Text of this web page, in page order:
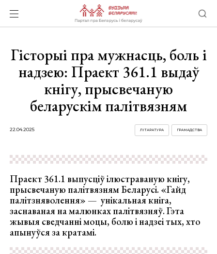
Гісторыі пра мужнасць, боль і
надзею: Праект 361.1 выдаў
кнігу, прысвечаную
беларускім палітвязням
22.04.2025 ГРАМАДСТВА
ЛІТАРАТУРА
Праект 361.1 выпусціў ілюстраваную кнігу,
прысвечаную палітвязням Беларусі. «Гайд
палітзняволення» — унікальная кніга,
заснаваная на малюнках палітвязняў. Гэта
жывыя сведчанні моцы, болю і надзеі тых, хто
апынуўся за кратамі.